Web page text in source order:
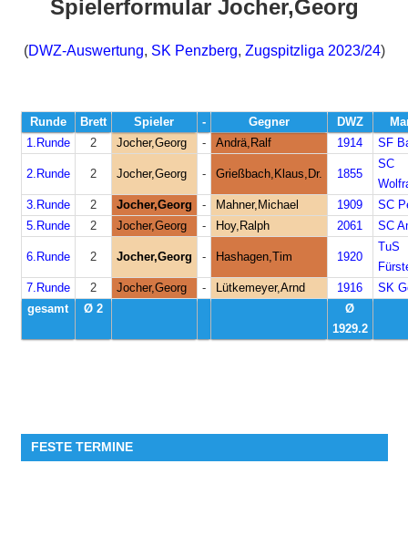
Spielerformular Jocher,Georg
(DWZ-Auswertung, SK Penzberg, Zugspitzliga 2023/24)
Runde Brett Spieler - Gegner DWZ
1.Runde
2 Jocher,Georg - Andrä,Ralf 1914 SF
2.Runde 2 Jocher,Georg - Grießbach,Klaus,Dr. 1855
SC
3.Runde
2 Jocher,Georg - Mahner,Michael 1909
SC
5.Runde
2 Jocher,Georg - Hoy,Ralph 2061 SC
6.Runde 2 Jocher,Georg - Hashagen,Tim 1920
TuS
7.Runde
2 Jocher,Georg - Lütkemeyer,Arnd 1916
SK
gesamt
Ø 2
Ø
1929.2
FESTE TERMINE